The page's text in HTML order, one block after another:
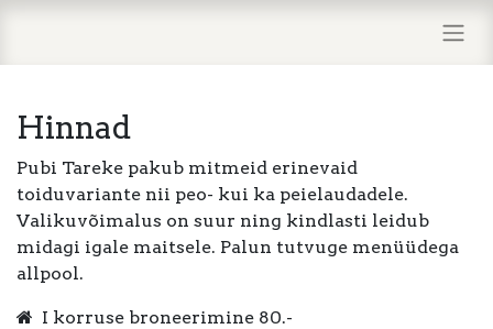
Hinnad
Pubi Tareke pakub mitmeid erinevaid
toiduvariante nii peo- kui ka peielaudadele.
Valikuvõimalus on suur ning kindlasti leidub
midagi igale maitsele. Palun tutvuge menüüdega
allpool.
I korruse broneerimine 80.-